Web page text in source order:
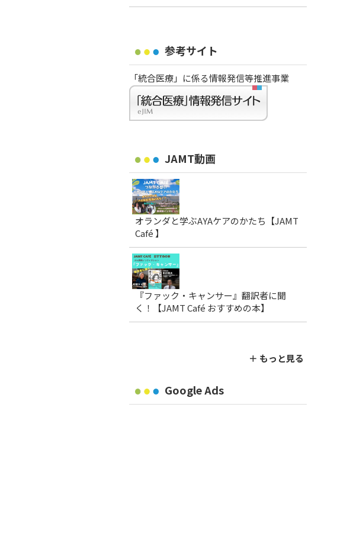
参考サイト
「統合医療」に係る情報発信等推進事業
JAMT動画
オランダと学ぶAYAケアのかたち【JAMT
Café 】
『ファック・キャンサー』翻訳者に聞
く！【JAMT Café おすすめの本】
＋ もっと見る
Google Ads